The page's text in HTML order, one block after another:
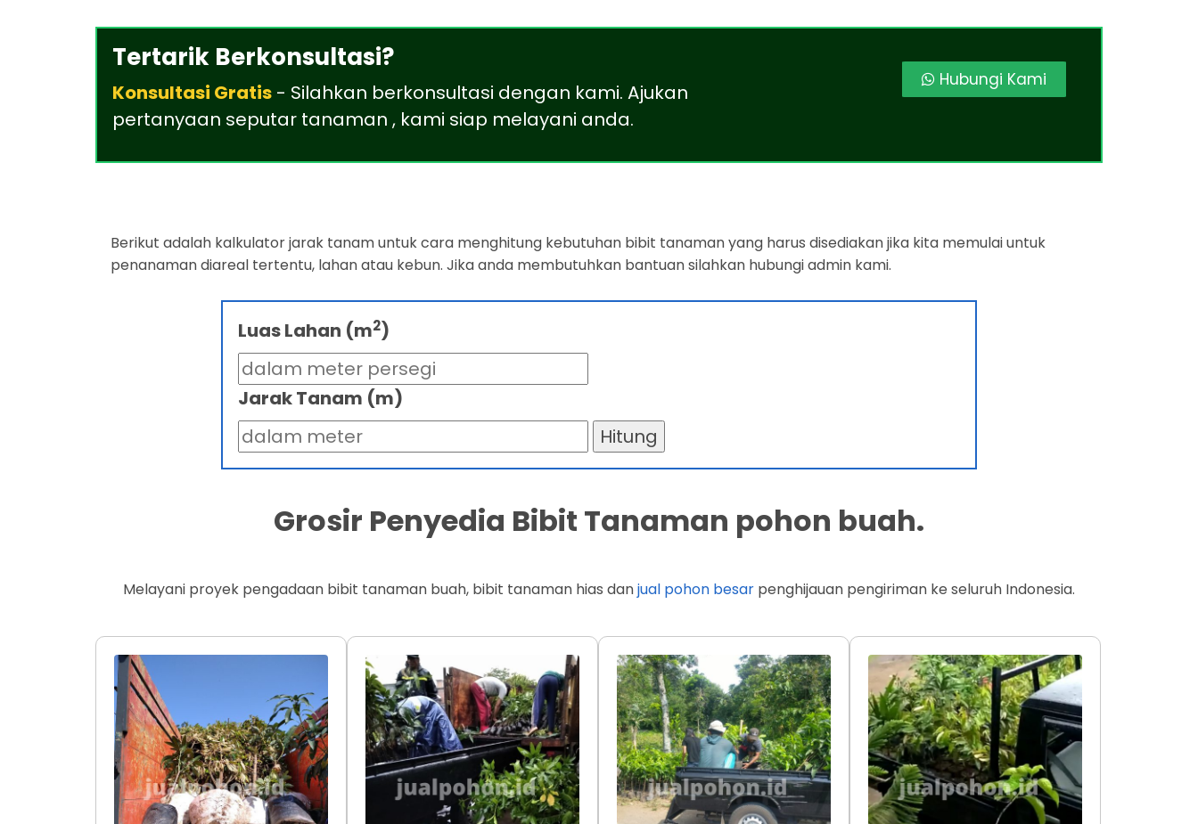
Tertarik Berkonsultasi?
Konsultasi Gratis - Silahkan berkonsultasi dengan kami. Ajukan
pertanyaan seputar tanaman , kami siap melayani anda.
Hubungi Kami
Berikut adalah kalkulator jarak tanam untuk cara menghitung kebutuhan bibit tanaman yang harus disediakan jika kita memulai untuk
penanaman diareal tertentu, lahan atau kebun. Jika anda membutuhkan bantuan silahkan hubungi admin kami.
Luas Lahan (m2)
Jarak Tanam (m)
Hitung
Grosir Penyedia Bibit Tanaman pohon buah.
Melayani proyek pengadaan bibit tanaman buah, bibit tanaman hias danjual pohon besar penghijauan pengiriman ke seluruh Indonesia.